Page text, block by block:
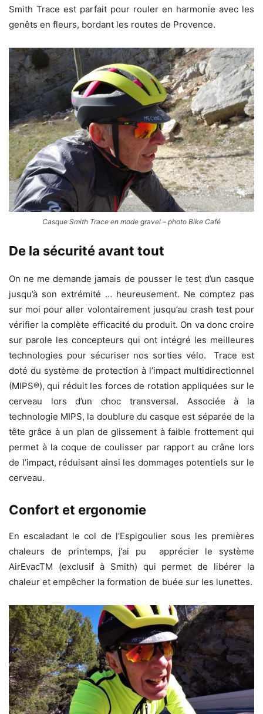
Smith Trace est parfait pour rouler en harmonie avec les
genêts en fleurs, bordant les routes de Provence.
Casque Smith Trace en mode gravel – photo Bike Café
De la sécurité avant tout
On ne me demande jamais de pousser le test d’un casque
jusqu’à son extrémité … heureusement. Ne comptez pas
sur moi pour aller volontairement jusqu’au crash test pour
vérifier la complète efficacité du produit. On va donc croire
sur parole les concepteurs qui ont intégré les meilleures
technologies pour sécuriser nos sorties vélo. Trace est
doté du système de protection à l’impact multidirectionnel
(MIPS®), qui réduit les forces de rotation appliquées sur le
cerveau lors d’un choc transversal. Associée à la
technologie MIPS, la doublure du casque est séparée de la
tête grâce à un plan de glissement à faible frottement qui
permet à la coque de coulisser par rapport au crâne lors
de l’impact, réduisant ainsi les dommages potentiels sur le
cerveau.
Confort et ergonomie
En escaladant le col de l’Espigoulier sous les premières
chaleurs de printemps, j’ai pu apprécier le système
AirEvacTM (exclusif à Smith) qui permet de libérer la
chaleur et empêcher la formation de buée sur les lunettes.